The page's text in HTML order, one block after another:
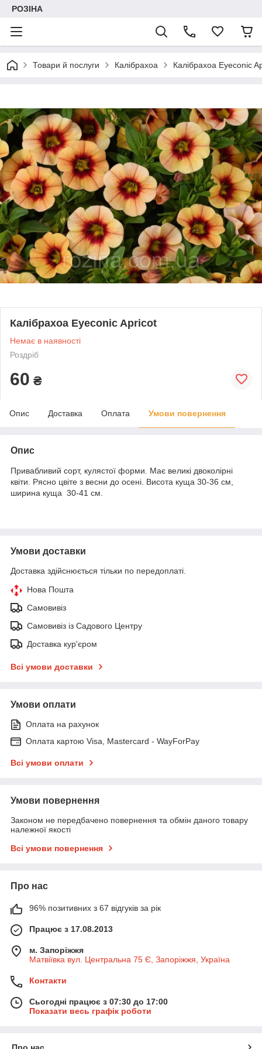
РОЗІНА
Товари й послуги Калібрахоа Калібрахоа Eyeconic
Калібрахоа Eyeconic Apricot
Немає в наявності
Роздріб
60 ₴
Опис Доставка Оплата Умови повернення
Опис
Привабливий сорт, кулястої форми. Має великі двоколірні
квіти. Рясно цвіте з весни до осені. Висота куща 30-36 см,
ширина куща 30-41 см.
Умови доставки
Доставка здійснюється тільки по передоплаті.
Нова Пошта
Самовивіз
Самовивіз із Садового Центру
Доставка кур'єром
Всі умови доставки
Умови оплати
Оплата на рахунок
Оплата картою Visa, Mastercard - WayForPay
Всі умови оплати
Умови повернення
Законом не передбачено повернення та обмін даного товару
належної якості
Всі умови повернення
Про нас
96% позитивних з 67 відгуків за рік
Працює з 17.08.2013
м. Запоріжжя
Матвіївка вул. Центральна 75 Є, Запоріжжя, Україна
Контакти
Сьогодні працює з 07:30 до 17:00
Показати весь графік роботи
Про нас